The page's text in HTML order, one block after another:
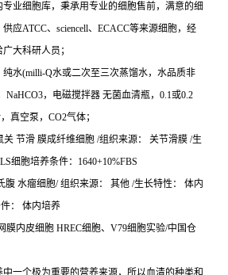
业细胞库，秉承用专业的细胞售前，满意的细
应ATCC、sciencell、ECACC等来源细胞，经
大科研人员；
水(milli-Q水或二次至三次蒸馏水，水品质非
NaHCO3，电磁搅拌器 无菌血清瓶，0.1或0.2
真空泵，CO2气体；
节滑 膜成纤维细胞 /组织来源： 关节滑膜 /生
细胞培养条件：1640+10%FBS
腹 水瘤细胞/ 组织来源： 其他 /生长特性： 体内
： 体内培养
膜内皮细胞 HREC细胞、V79细胞实验/中国仓
一个极为重要的营养来源，所以血清的种类和